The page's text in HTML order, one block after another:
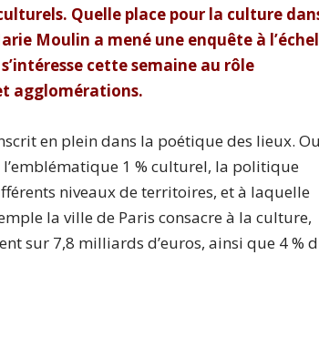
Quelle place pour la culture
Moulin a mené une enquête à
cette semaine au rôle
agglomérations.
en plein dans la poétique des lieux. Ou
1 % culturel, la politique
niveaux de territoires, et à laquelle
la ville de Paris consacre à la culture,
sur 7,8 milliards d’euros, ainsi que 4 %